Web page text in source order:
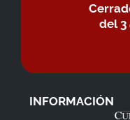
del 3
INFORMACIÓN